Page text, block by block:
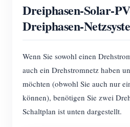
Dreiphasen-Solar-
Dreiphasen-
Wenn Sie sowohl einen
auch ein Drehstromnetz haben
möchten (obwohl Sie auch nur
können), benötigen Sie zwei
Schaltplan ist unten dargestellt.